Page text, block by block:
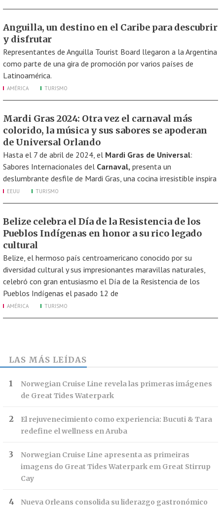
Anguilla, un destino en el Caribe para descubrir
y disfrutar
Representantes de Anguilla Tourist Board llegaron a la Argentina
como parte de una gira de promoción por varios países de
Latinoamérica.
AMÉRICA TURISMO
Mardi Gras 2024: Otra vez el carnaval más
colorido, la música y sus sabores se apoderan
de Universal Orlando
Hasta el 7 de abril de 2024, el Mardi Gras de Universal:
Sabores Internacionales del Carnaval, presenta un
deslumbrante desfile de Mardi Gras, una cocina irresistible inspira
EEUU TURISMO
Belize celebra el Día de la Resistencia de los
Pueblos Indígenas en honor a su rico legado
cultural
Belize, el hermoso país centroamericano conocido por su
diversidad cultural y sus impresionantes maravillas naturales,
celebró con gran entusiasmo el Día de la Resistencia de los
Pueblos Indígenas el pasado 12 de
AMÉRICA TURISMO
LAS MÁS LEÍDAS
Norwegian Cruise Line revela las primeras imágenes
de Great Tides Waterpark
El rejuvenecimiento como experiencia: Bucuti & Tara
redefine el wellness en Aruba
Norwegian Cruise Line apresenta as primeiras
imagens do Great Tides Waterpark em Great Stirrup
Cay
Nueva Orleans consolida su liderazgo gastronómico